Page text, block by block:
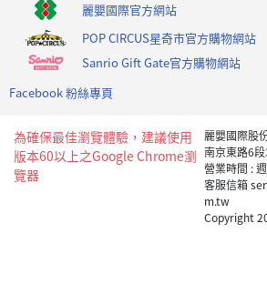
麗嬰國際官方網站
POP CIRCUS星奇市官方購物網站
Sanrio Gift Gate官方購物網站
Facebook 粉絲專頁
為確保最佳瀏覽體驗，建議使用
版本60以上之Google Chrome瀏
覽器
麗嬰國際股
南京東路6
營業時間 :
客服信箱
m.tw
Copyright